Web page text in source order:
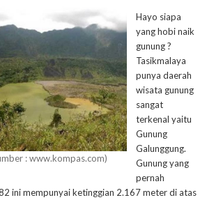
: www.kompas.com)
Hayo siapa
yang hobi naik
gunung ?
Tasikmalaya
punya daerah
wisata gunung
sangat
terkenal yaitu
Gunung
Galunggung.
Gunung yang
pernah
ini mempunyai ketinggian 2.167 meter di atas